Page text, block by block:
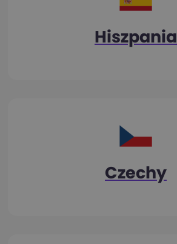
Hiszpania
Czechy